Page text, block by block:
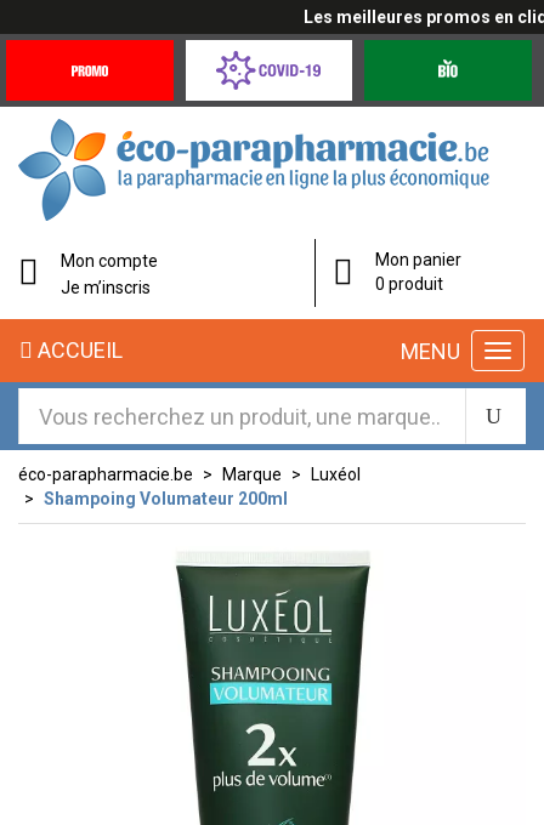
Les meilleures promos en
Offres
Coronavirus
éco-
parapharmacie.fr
éco-
parapharmacie.fr
Mon compte
Je m’inscris
Mon panier
0 produit
MENU
ACCUEIL
éco-parapharmacie.be Marque
Luxéol
Shampoing Volumateur 200ml